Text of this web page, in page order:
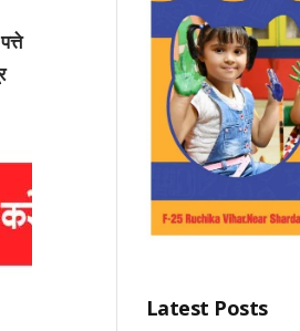
Latest Posts